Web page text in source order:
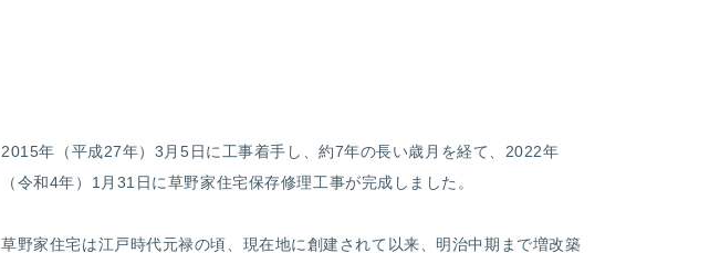
2015年（平成27年） 3 月5日に工事着手し、約7年の長い歳月を経て、 2022年
（令和4年）1月31日に草野家住宅保存修理工事が完成しました。
草野家住宅は江戸時代元禄の頃、現在地に創建されて以来、明治中期まで増改築